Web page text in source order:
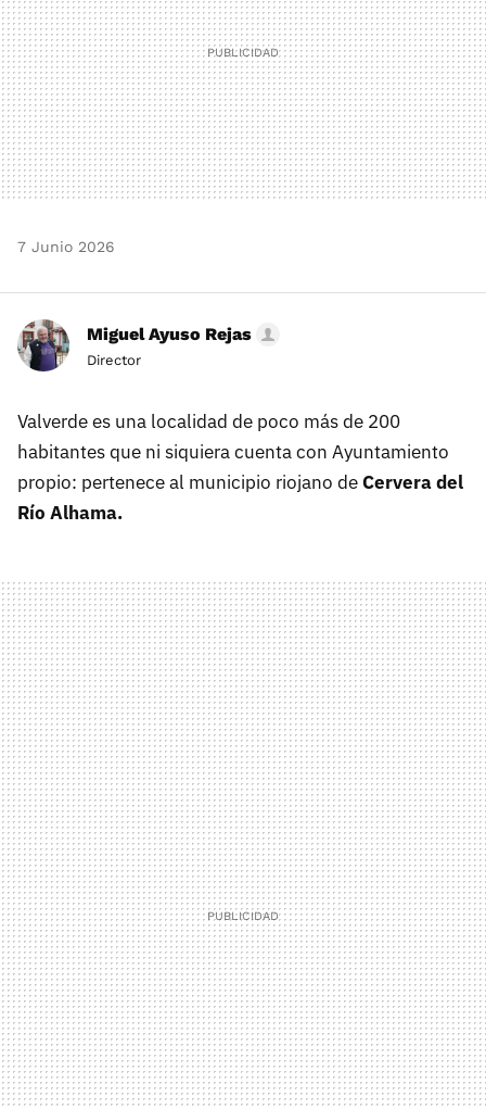
7 Junio 2026
Miguel Ayuso Rejas
Director
Valverde es una localidad de poco más de 200
habitantes que ni siquiera cuenta con Ayuntamiento
propio: pertenece al municipio riojano deCervera del
Río Alhama.